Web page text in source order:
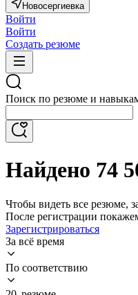
Новосергиевка
Войти
Войти
Создать резюме
Поиск по резюме и
Найдено 74
Чтобы видеть все резюме,
После регистрации
Зарегистрироваться
За всё время
По соответствию